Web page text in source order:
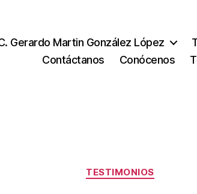
Gerardo Martin González López
Contáctanos
Conócenos
Categorías
TESTIMONIOS